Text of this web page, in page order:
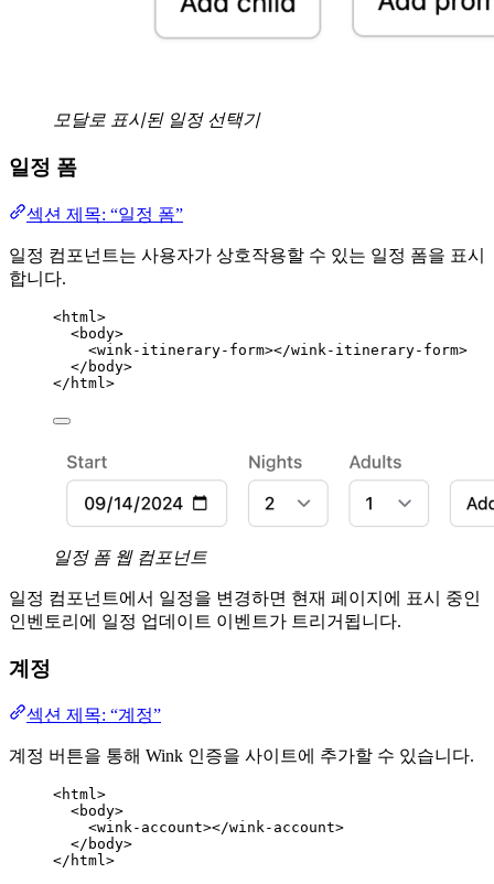
모달로 표시된 일정 선택기
일정 폼
섹션 제목: “일정 폼”
일정 컴포넌트는 사용자가 상호작용할 수 있는 일정 폼을 표시
합니다.
<html >
<body>
<wink-itinerary-form></wink-itinerary-form>
</ body>
</ html >
일정 폼 웹 컴포넌트
일정 컴포넌트에서 일정을 변경하면 현재 페이지에 표시 중인
인벤토리에 일정 업데이트 이벤트가 트리거됩니다.
계정
섹션 제목: “계정”
계정 버튼을 통해 Wink 인증을 사이트에 추가할 수 있습니다.
<html>
<body>
<wink-account></wink-account>
</ body>
</ html>